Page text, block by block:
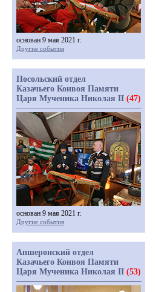
основан 9 мая 2021 г.
Другие события
Посольский отдел
Казачьего Конвоя Памяти
Царя Мученика Николая II (47)
основан 9 мая 2021 г.
Другие события
Апшеронский отдел
Казачьего Конвоя Памяти
Царя Мученика Николая II (53)